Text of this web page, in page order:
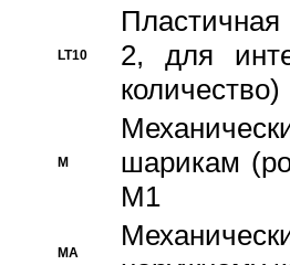
LT10
2, для
количество)
M
шарикам
M1
MA